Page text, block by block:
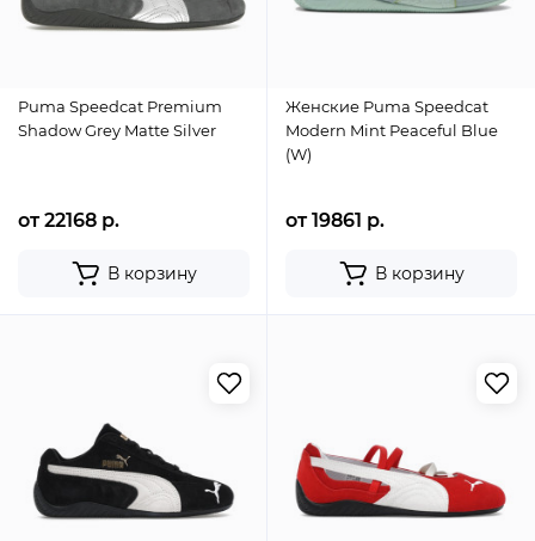
Puma Speedcat Premium
Shadow Grey Matte Silver
от 22168 р.
В корзину
Женские Puma Speedcat
Modern Mint Peaceful Blue
(W)
от 19861 р.
В корзину